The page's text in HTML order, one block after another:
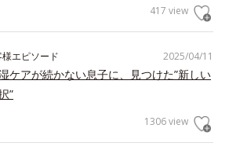
417 view
2025/04/11
様エピソード
ケアが続かない息子に、見つけた”新しい
”
1306 view